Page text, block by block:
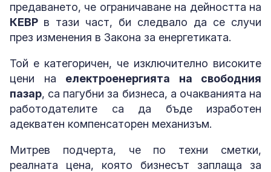
предаването, че ограничаване на дейността на
КЕВР в тази част, би следвало да се случи
през изменения в Закона за енергетиката.
Той е категоричен, че изключително високите
цени на електроенергията на свободния
пазар, са пагубни за бизнеса, а очакванията на
работодателите са да бъде изработен
адекватен компенсаторен механизъм.
Митрев подчерта, че по техни сметки,
реалната цена, която бизнесът заплаща за